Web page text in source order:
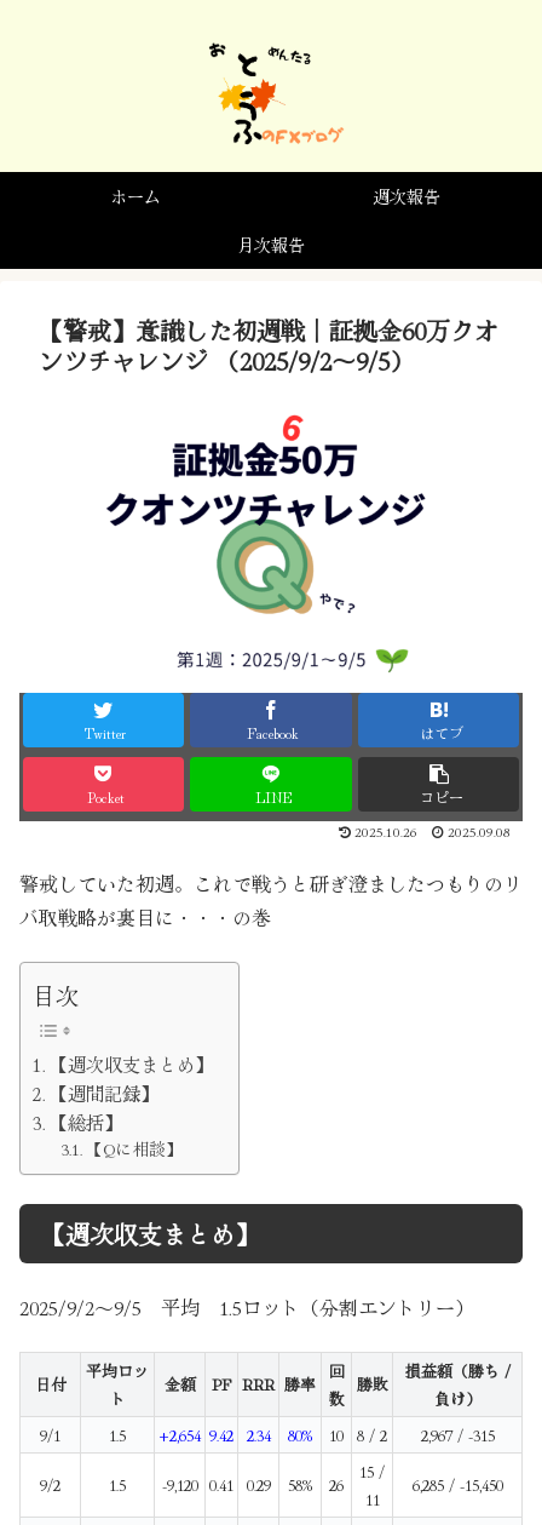
ホーム
週次報告
月次報告
【警戒】意識した初週戦｜証拠金60万クオ
ンツチャレンジ （2025/9/2〜9/5）
Twitter Facebook はてブ
Pocket LINE コピー
2025.10.26 2025.09.08
警戒していた初週。これで戦うと研ぎ澄ましたつもりのリ
バ取戦略が裏目に・・・の巻
目次
【週次収支まとめ】
【週間記録】
【総括】
【Qに相談】
【週次収支まとめ】
2025/9/2～9/5 平均 1.5ロット（分割エントリー）
日付
平均ロッ
ト
金額 PF RRR 勝率
回
数
勝敗
損益額（勝ち /
負け）
9/1
1.5 +2,654 9.42 2.34 80% 10 8 / 2 2,967 / -315
9/2 1.5 -9,120 0.41 0.29 58% 26
15 /
11
6,285 / -15,450